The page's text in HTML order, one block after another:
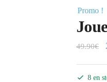
Promo !
49.90€
8 en